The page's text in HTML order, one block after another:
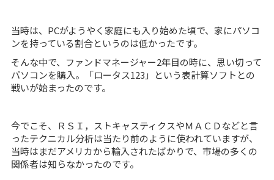
当時は、PCがようやく家庭にも入り始めた頃で、家にパソコ
ンを持っている割合というのは低かったです。
そんな中で、ファンドマネージャー2年目の時に、思い切って
パソコンを購入。「ロータス123」という表計算ソフトとの
戦いが始まったのです。
今でこそ、ＲＳＩ，ストキャスティクスやＭＡＣＤなどと言
ったテクニカル分析は当たり前のように使われていますが、
当時はまだアメリカから輸入されたばかりで、市場の多くの
関係者は知らなかったのです。